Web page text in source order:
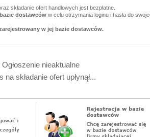
składanie ofert handlowych jest bezpłatne.
dostawców w celu otrzymania loginu i hasła do
w jej bazie dostawców.
Ogłoszenie nieaktualne
na składanie ofert upłynął...